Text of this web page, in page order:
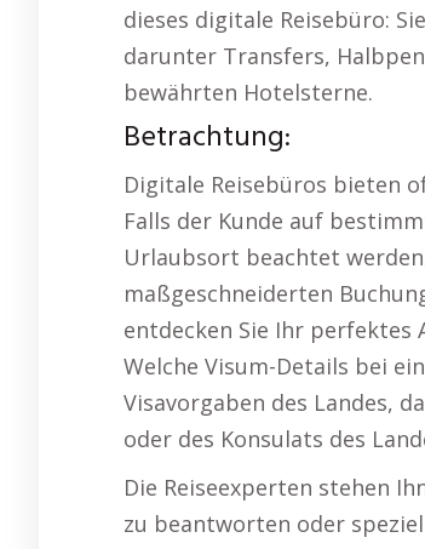
dieses digitale Reisebüro:
darunter Transfers,
bewährten Hotelsterne.
Betrachtung:
Digitale Reisebüros bieten
Falls der Kunde auf
Urlaubsort beachtet
maßgeschneiderten
entdecken Sie Ihr perfektes
Welche Visum-Details bei
Visavorgaben des Landes,
oder des Konsulats des
Die Reiseexperten stehen
zu beantworten oder